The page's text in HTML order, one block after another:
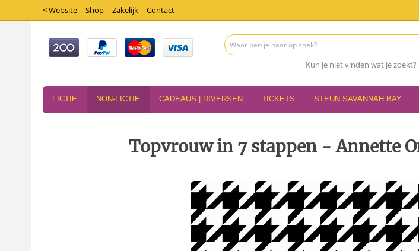
< Website Shop Zakelijk Contact
Kun je niet vinden wat je
FICTIE NON-FICTIE CADEAUS | DIVERSEN TICKETS STEUN SAVANNAH BAY
Topvrouw in 7 stappen - Annette